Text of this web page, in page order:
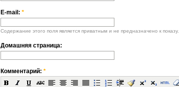
E-mail: *
Содержание этого поля является приватным и не предназначено к показу.
Домашняя страница:
Комментарий: *